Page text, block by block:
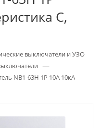
C,
выключатели и УЗО
—
NB1-63H 1P 10А 10кА